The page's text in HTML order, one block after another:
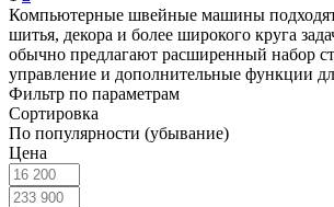
Компьютерные швейные машины
шитья, декора и более широкого круга
обычно предлагают расширенный набор
управление и дополнительные функции
Фильтр по параметрам
Сортировка
По популярности (убывание)
Цена